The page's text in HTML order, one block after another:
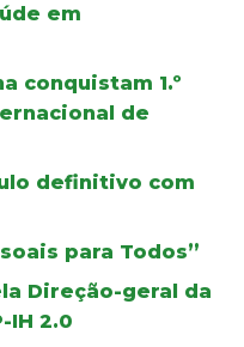
em
conquistam 1.º
de
definitivo com
para Todos”
Direção-geral da
IH 2.0